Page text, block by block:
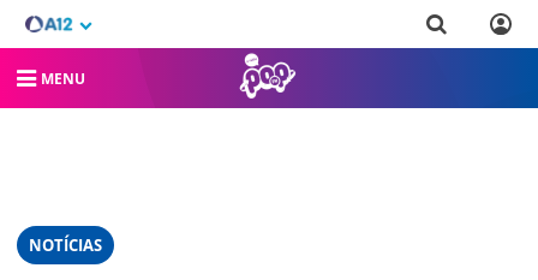
MENU
NOTÍCIAS